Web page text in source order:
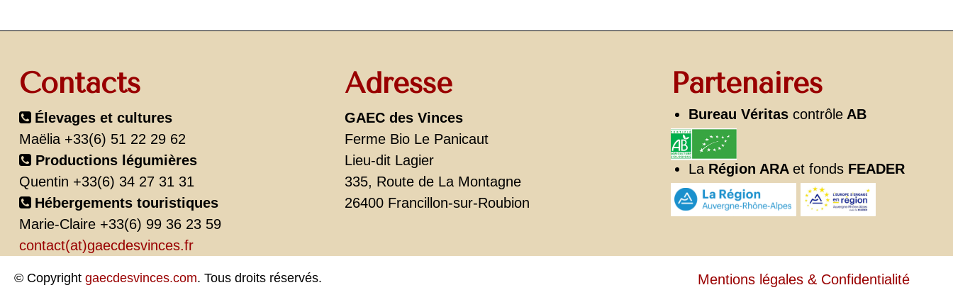
Contacts
Élevages et cultures
Maëlia +33(6) 51 22 29 62
Productions légumières
Quentin +33(6) 34 27 31 31
Hébergements touristiques
Marie-Claire +33(6) 99 36 23 59
contact(at)gaecdesvinces.fr
Adresse
GAEC des Vinces
Ferme Bio Le Panicaut
Lieu-dit Lagier
335, Route de La Montagne
26400 Francillon-sur-Roubion
Partenaires
Bureau Véritas contrôleAB
LaRégion ARA et fondsFEADER
© Copyright gaecdesvinces.com. Tous droits réservés. Mentions légales & Confidentialité